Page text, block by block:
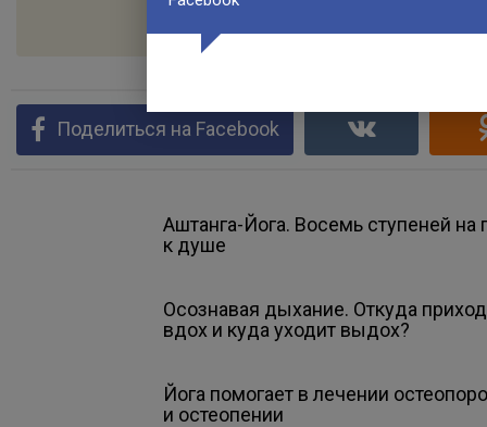
Поделиться на Facebook
Аштанга-Йога. Восемь ступеней на
к душе
Осознавая дыхание. Откуда
вдох и куда уходит выдох?
Йога помогает в лечении
и остеопении